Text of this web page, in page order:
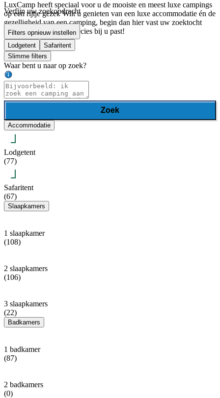
LuxCamp heeft speciaal voor u de mooiste en meest luxe campings
op een rijtje gezet. Wilt u genieten van een luxe accommodatie én de
gezelligheid van een camping, begin dan hier vast uw zoektocht
naar de glamping die precies bij u past!
Verfijn uw zoekopdracht
Filters opnieuw instellen
Lodgetent
Safaritent
Slimme filters
Waar bent u naar op zoek?
Zoek
Accommodatie
Lodgetent
(77)
Safaritent
(67)
Slaapkamers
1 slaapkamer
(108)
2 slaapkamers
(106)
3 slaapkamers
(22)
Badkamers
1 badkamer
(87)
2 badkamers
(0)